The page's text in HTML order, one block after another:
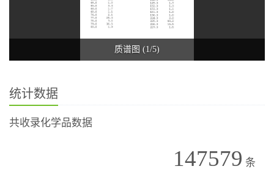
质谱图 (1/5)
统计数据
共收录化学品数据
147579 条